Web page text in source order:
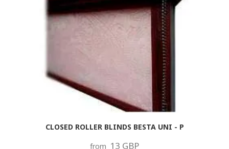
CLOSED ROLLER BLINDS BESTA UNI - P
from 13 GBP